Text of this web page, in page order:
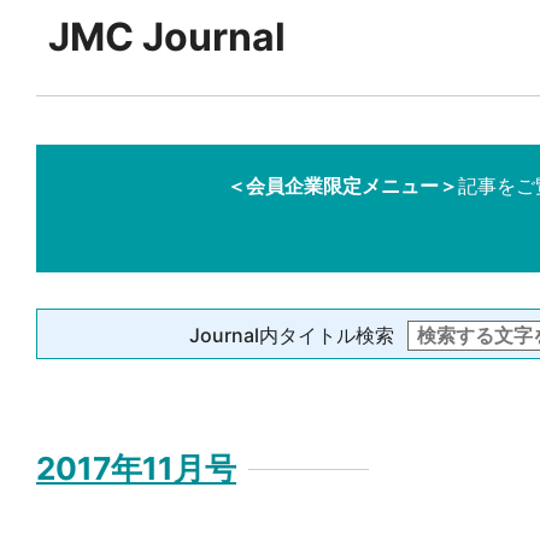
JMC Journal
＜会員企業限定メニュー＞記事を
Journal内タイトル検索
2017年11月号